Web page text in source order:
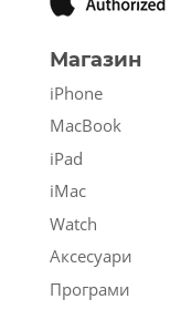
Магазин
iPhone
MacBook
iPad
iMac
Watch
Аксесуари
Програми